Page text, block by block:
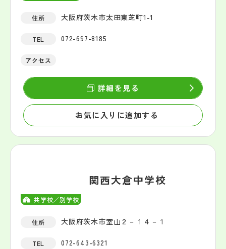
住所 大阪府茨木市太田東芝町1-1
TEL 072-697-8185
アクセス
お気に入りに追加する
詳細を見る
共学校／別学校
関西大倉中学校
住所 大阪府茨木市室山２－１４－１
TEL 072-643-6321